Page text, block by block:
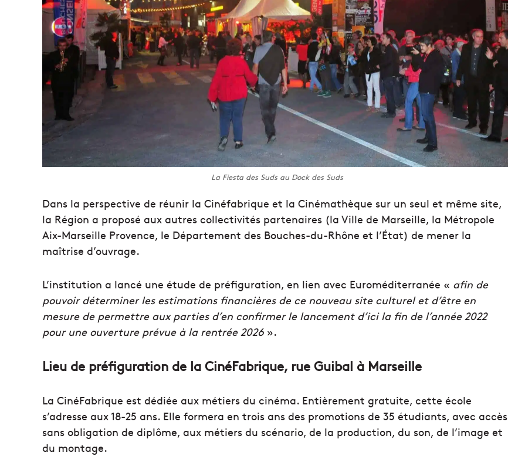
La Fiesta des Suds au Dock des Suds
Dans la perspective de réunir la Cinéfabrique et la Cinémathèque sur un seul et même site,
la Région a proposé aux autres collectivités partenaires (la Ville de Marseille, la Métropole
Aix-Marseille Provence, le Département des Bouches-du-Rhône et l’État) de mener la
maîtrise d’ouvrage.
L’institution a lancé une étude de préfiguration, en lien avec Euroméditerranée « afin de
pouvoir déterminer les estimations financières de ce nouveau site culturel et d’être en
mesure de permettre aux parties d’en confirmer le lancement d’ici la fin de l’année 2022
pour une ouverture prévue à la rentrée 2026 ».
Lieu de préfiguration de la CinéFabrique, rue Guibal à Marseille
La CinéFabrique est dédiée aux métiers du cinéma. Entièrement gratuite, cette école
s’adresse aux 18-25 ans. Elle formera en trois ans des promotions de 35 étudiants, avec accès
sans obligation de diplôme, aux métiers du scénario, de la production, du son, de l’image et
du montage.